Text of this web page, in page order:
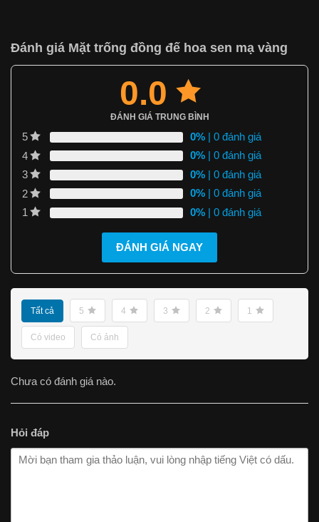
Đánh giá Mặt trống đồng đế hoa sen mạ vàng
0.0
ĐÁNH GIÁ TRUNG BÌNH
5 0% | 0 đánh giá
4
0% | 0 đánh giá
3
0% | 0 đánh giá
2
0% | 0 đánh giá
1
0% | 0 đánh giá
ĐÁNH GIÁ NGAY
Tất cả 5 4 3 2 1
Có video Có ảnh
Chưa có đánh giá nào.
Hỏi đáp